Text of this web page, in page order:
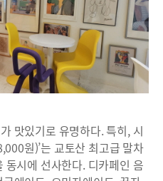
맛있기로 유명하다. 특히, 시
원)’는 교토산 최고급 말차
시에 선사한다. 디카페인 음